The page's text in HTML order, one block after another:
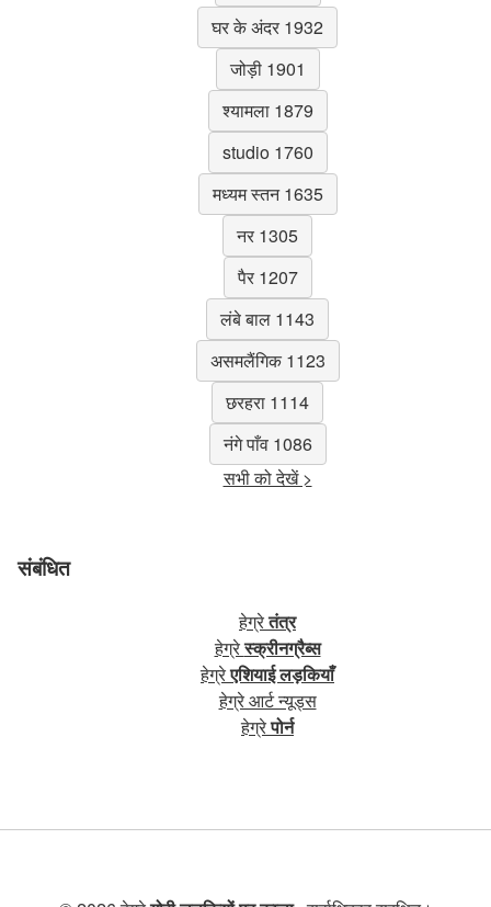
घर के अंदर 1932
जोड़ी 1901
श्यामला 1879
studio 1760
मध्यम स्तन 1635
नर 1305
पैर 1207
लंबे बाल 1143
असमलैंगिक 1123
छरहरा 1114
नंगे पाँव 1086
सभी को देखें >
संबंधित
हेग्रेतंत्र
हेग्रेस्क्रीनग्रैब्स
हेग्रेएशियाई लड़कियाँ
हेग्रे आर्ट न्यूड्स
हेग्रेपोर्न